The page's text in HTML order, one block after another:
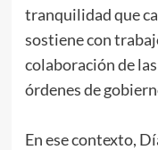
tranquilidad que
sostiene con
colaboración de
órdenes de
En ese contexto,